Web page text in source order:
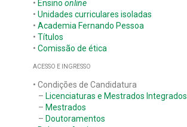
• Ensino online
• Unidades curriculares isoladas
• Academia Fernando Pessoa
• Títulos
• Comissão de ética
ACESSO E INGRESSO
• Condições de Candidatura
– Licenciaturas e Mestrados Integrados
– Mestrados
– Doutoramentos